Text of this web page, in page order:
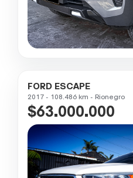
FORD ESCAPE
2017 - 108.486 km - Rionegro
$63.000.000